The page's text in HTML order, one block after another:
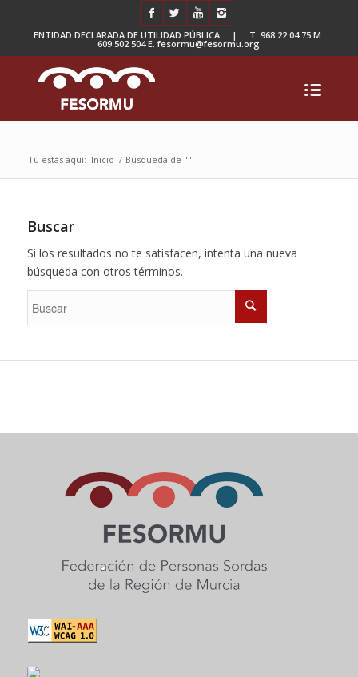
ENTIDAD DECLARADA DE UTILIDAD PÚBLICA | T. 968 22 04 75 M.
609 502 504 E. fesormu@fesormu.org
Tú estás aquí: Inicio / Búsqueda de ""
Buscar
Si los resultados no te satisfacen, intenta una nueva
búsqueda con otros términos.